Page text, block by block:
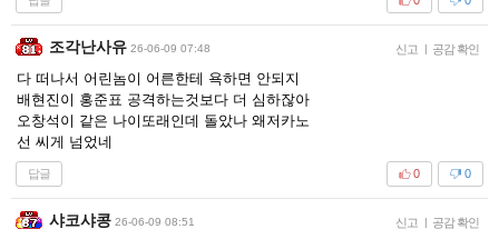
조각난사유 26-06-09 07:48 신고 | 공감 확인
다 떠나서 어린놈이 어른한테 욕하면 안되지
배현진이 홍준표 공격하는것보다 더 심하잖아
오창석이 같은 나이또래인데 돌았나 왜저카노
선 씨게 넘었네
답글 0
0
샤코샤콩 26-06-09 08:51 신고 | 공감 확인